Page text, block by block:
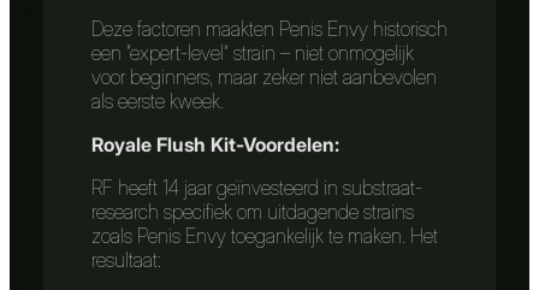
Deze factoren maakten Penis Envy historisch
een “expert-level” strain – niet onmogelijk
voor beginners, maar zeker niet aanbevolen
als eerste kweek.
Royale Flush Kit-Voordelen:
RF heeft 14 jaar geïnvesteerd in substraat-
research specifiek om uitdagende strains
zoals Penis Envy toegankelijk te maken. Het
resultaat: